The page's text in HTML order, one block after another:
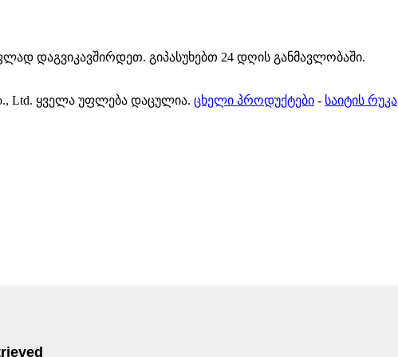
დაგვიკავშირდეთ. გიპასუხებთ 24 დღის განმავლობაში.
Ltd. ყველა უფლება დაცულია. ცხელი პროდუქტები - საიტის რუკა